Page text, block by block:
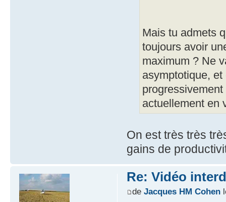
Mais tu admets
toujours avoir
maximum ? Ne
asymptotique,
actuellement en
On est très très
gains de
Re: Vidéo
de Jacques HM Cohen